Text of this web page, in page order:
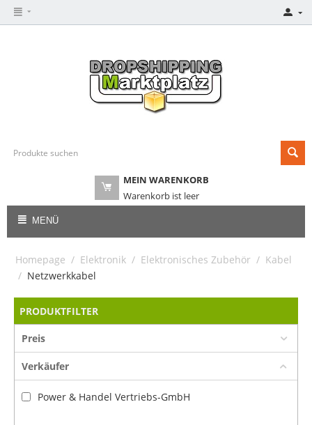
MEIN WARENKORB
Warenkorb ist leer
MENÜ
Homepage / Elektronik / Elektronisches Zubehör / Kabel
/ Netzwerkkabel
PRODUKTFILTER
Preis
Verkäufer
Power & Handel Vertriebs-GmbH